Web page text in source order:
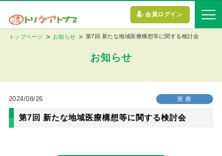
会員ログイン
トップページ お知らせ 第7回 新たな地域医療構想等に関する検討会
お知らせ
2024/08/26 医 療
第7回 新たな地域医療構想等に関する検討会